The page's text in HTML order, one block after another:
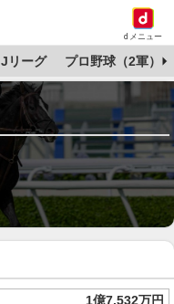
dメニュー
Jリーグ プロ野球（2軍）
1億7,532万円